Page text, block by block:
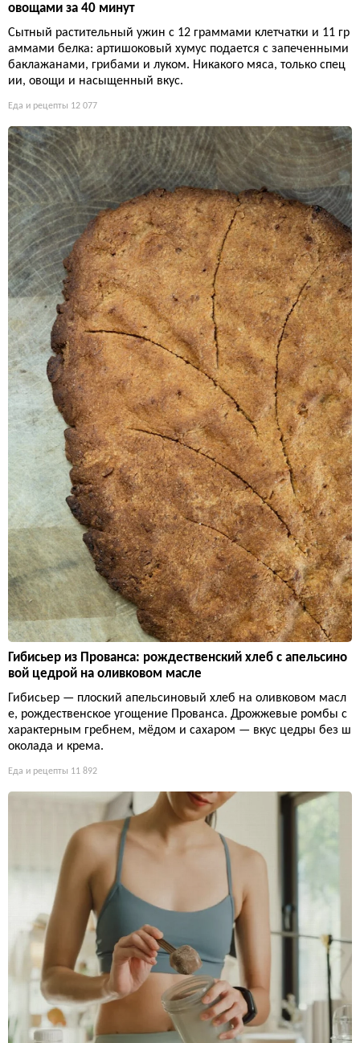
овощами за 40 минут
Сытный растительный ужин с 12 граммами клетчатки и 11 гр
аммами белка: артишоковый хумус подается с запеченными
баклажанами, грибами и луком. Никакого мяса, только спец
ии, овощи и насыщенный вкус.
Еда и рецепты 12 077
Гибисьер из Прованса: рождественский хлеб с апельсино
вой цедрой на оливковом масле
Гибисьер — плоский апельсиновый хлеб на оливковом масл
е, рождественское угощение Прованса. Дрожжевые ромбы с
характерным гребнем, мёдом и сахаром — вкус цедры без ш
околада и крема.
Еда и рецепты 11 892